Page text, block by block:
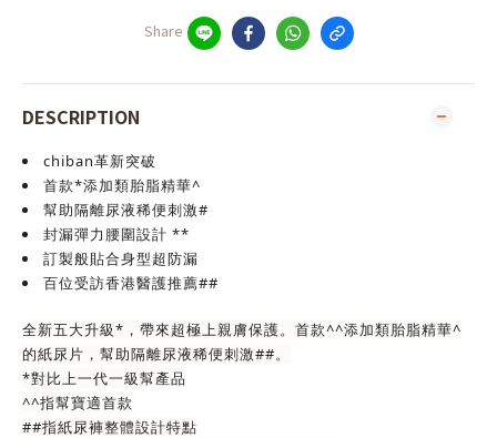
Share
DESCRIPTION
chiban革新突破
首款*添加類胎脂精華^
幫助隔離尿液稀便刺激#
封漏彈力腰圍設計 **
訂製般貼合身型超防漏
百位受訪香港醫護推薦##
全新五大升級*，帶來超極上親膚保護。首款^^添加類胎脂精華^
的紙尿片，幫助隔離尿液稀便刺激##。
*對比上一代一級幫產品
^^指幫寶適首款
##指紙尿褲整體設計特點